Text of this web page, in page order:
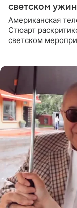
светском
Американская
Стюарт
светском